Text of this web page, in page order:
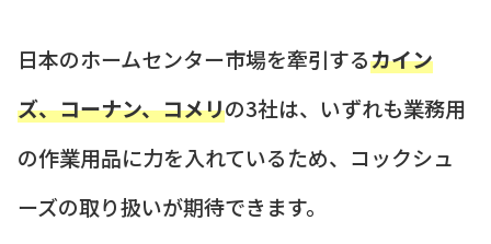
日本のホームセンター市場を牽引するカイン
ズ、コーナン、コメリの3社は、いずれも業務用
の作業用品に力を入れているため、コックシュ
ーズの取り扱いが期待できます。